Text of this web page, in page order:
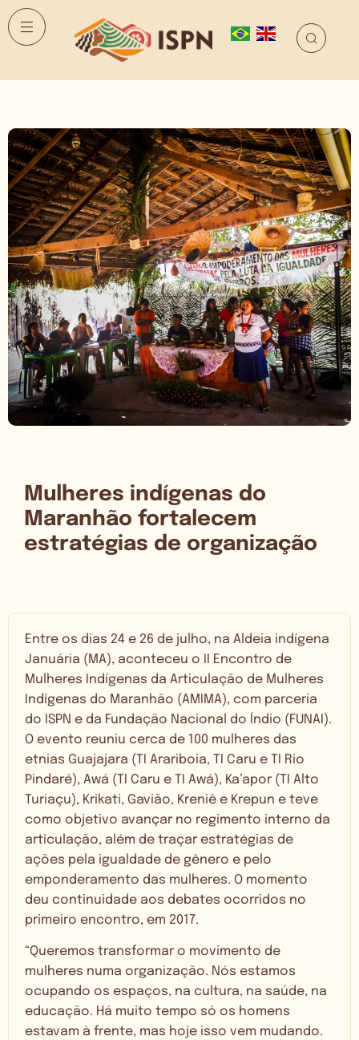
Mulheres indígenas do
Maranhão fortalecem
estratégias de organização
Entre os dias 24 e 26 de julho, na Aldeia indígena
Januária (MA), aconteceu o II Encontro de
Mulheres Indígenas da Articulação de Mulheres
Indígenas do Maranhão (AMIMA), com parceria
do ISPN e da Fundação Nacional do Índio (FUNAI).
O evento reuniu cerca de 100 mulheres das
etnias Guajajara (TI Arariboia, TI Caru e TI Rio
Pindaré), Awá (TI Caru e TI Awá), Ka’apor (TI Alto
Turiaçu), Krikati, Gavião, Kreniê e Krepun e teve
como objetivo avançar no regimento interno da
articulação, além de traçar estratégias de
ações pela igualdade de gênero e pelo
emponderamento das mulheres. O momento
deu continuidade aos debates ocorridos no
primeiro encontro, em 2017.
“Queremos transformar o movimento de
mulheres numa organização. Nós estamos
ocupando os espaços, na cultura, na saúde, na
educação. Há muito tempo só os homens
estavam à frente, mas hoje isso vem mudando.